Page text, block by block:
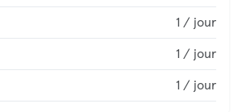
1 / jour
1 / jour
1 / jour